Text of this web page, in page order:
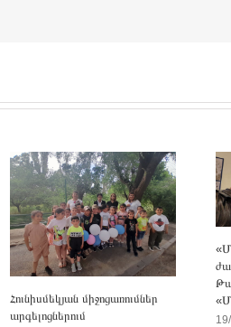
Հունիսմեկյան միջոցառումներ
արգելոցներում